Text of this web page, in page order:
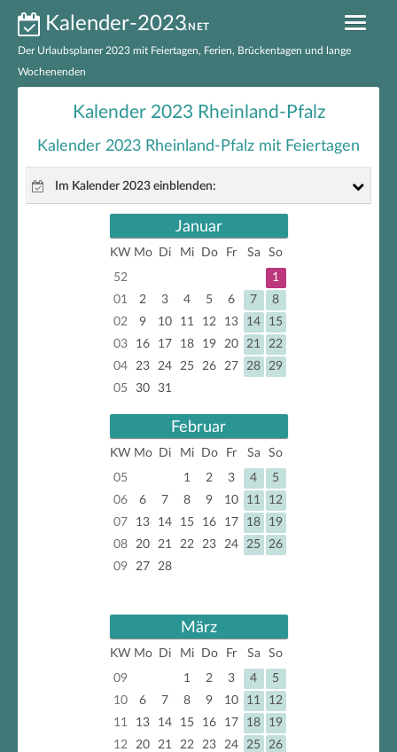
Kalender-2023.NET
Der Urlaubsplaner 2023 mit Feiertagen, Ferien, Brückentagen und lange
Wochenenden
Ferien 2023 nach Bundesländern
Feiertage 2023 Deutschland
Brückentage 2023
EXCEL-Kalender 2023
Kalender 2023 Rheinland-Pfalz
Kalender 2023 Rheinland-Pfalz mit Feiertagen
Im Kalender 2023 einblenden:
gesetzliche Feiertage
Brückentage
lange Wochenenden
Januar
KW Mo Di Mi Do Fr Sa
So
52
1
01
2 3 4 5 6 7
8
02
9 10 11 12 13 14
15
03
16 17 18 19 20 21
22
04
23 24 25 26 27 28
29
05
30 31
Februar
KW Mo Di Mi Do Fr Sa
So
05
1 2 3 4
5
06
6 7 8 9 10 11
12
07
13 14 15 16 17 18
19
08
20 21 22 23 24 25
26
09
27 28
März
KW Mo Di Mi Do Fr Sa
So
09
1 2 3 4
5
10
6 7 8 9 10 11
12
11
13 14 15 16 17 18
19
12
20 21 22 23 24 25
26